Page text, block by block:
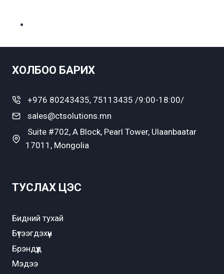
ХОЛБОО БАРИХ
+976 80243435, 75113435 /9:00-18:00/
sales@ctsolutions.mn
Suite #702, A Block, Pearl Tower, Ulaanbaatar
17011, Mongolia
ТУСЛАХ ЦЭС
Бидний тухай
Бүтээгдэхүүн
Брэндүүд
Мэдээ